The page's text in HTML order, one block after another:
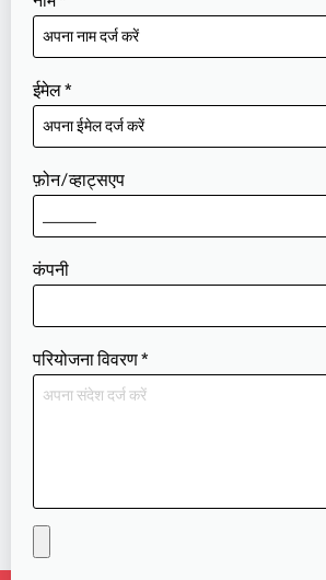
ईमेल*
फ़ोन/व्हाट्सएप
कंपनी
परियोजना विवरण*